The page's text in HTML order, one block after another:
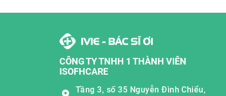
CÔNG TY TNHH 1 THÀNH VIÊN
ISOFHCARE
Tầng 3, số 35 Nguyễn Đình Chiểu,